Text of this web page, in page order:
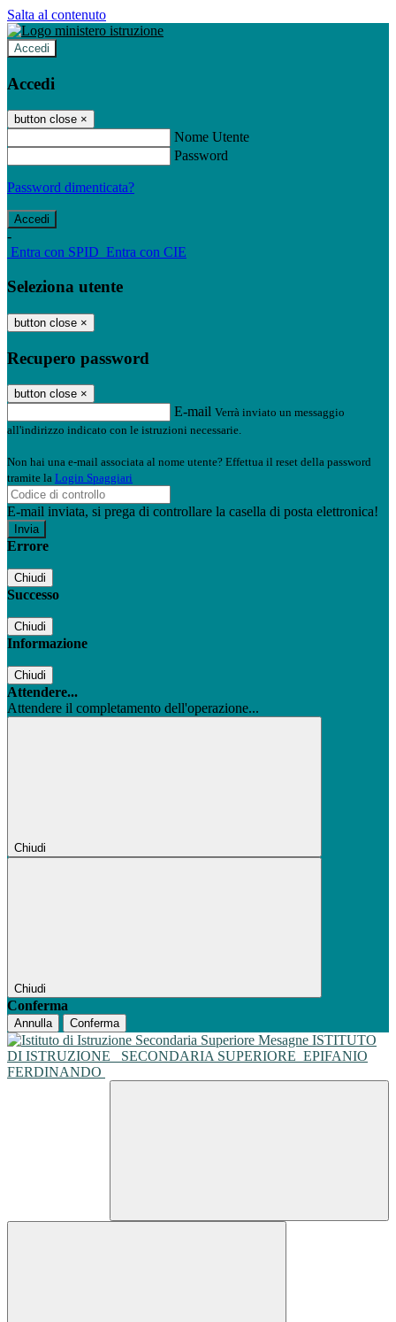
Salta al contenuto
Accedi
Accedi
button close ×
Nome Utente
Password
Password dimenticata?
-
Entra con SPID Entra con CIE
Seleziona utente
button close ×
Recupero password
button close ×
E-mail Verrà inviato un messaggio
all'indirizzo indicato con le istruzioni necessarie.
Non hai una e-mail associata al nome utente? Effettua il reset della password
tramite la Login Spaggiari
E-mail inviata, si prega di controllare la casella di posta elettronica!
Errore
Chiudi
Successo
Chiudi
Informazione
Chiudi
Attendere...
Attendere il completamento dell'operazione...
Chiudi
Chiudi
Conferma
Annulla Conferma
ISTITUTO
DI ISTRUZIONE
SECONDARIA SUPERIORE EPIFANIO
FERDINANDO